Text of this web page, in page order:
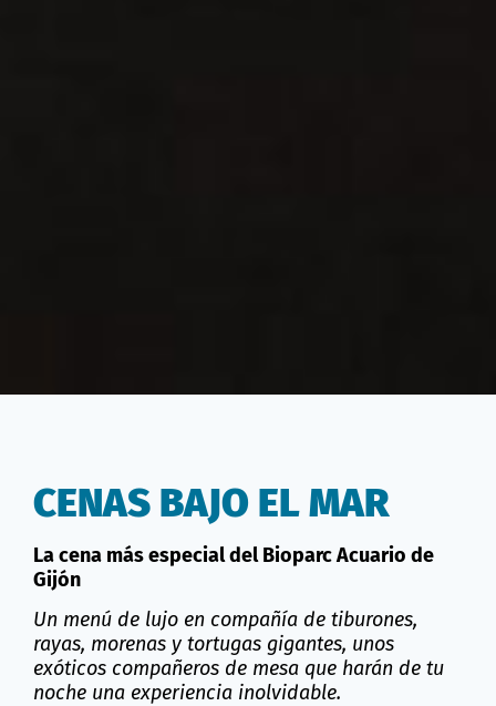
CENAS BAJO EL MAR
La cena más especial del Bioparc Acuario de
Gijón
Un menú de lujo en compañía de tiburones,
rayas, morenas y tortugas gigantes, unos
exóticos compañeros de mesa que harán de tu
noche una experiencia inolvidable.